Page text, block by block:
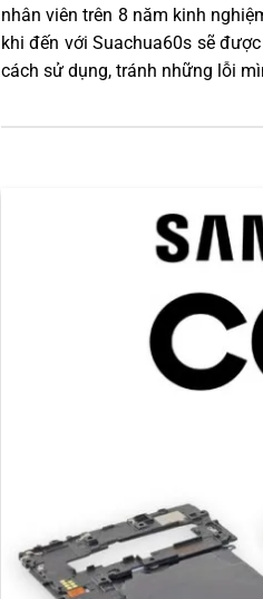
nhân viên trên 8 năm kinh
khi đến với Suachua60s sẽ
cách sử dụng, tránh những lỗi